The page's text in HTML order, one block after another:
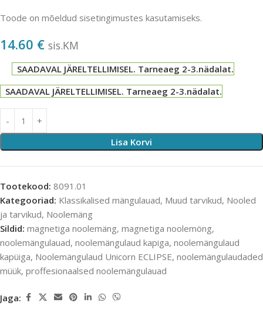
Toode on mõeldud sisetingimustes kasutamiseks.
14.60 € sis.KM
SAADAVAL JÄRELTELLIMISEL. Tarneaeg 2-3.nädalat.
SAADAVAL JÄRELTELLIMISEL. Tarneaeg 2-3.nädalat.
Lisa Korvi
Tootekood: 8091.01
Kategooriad: Klassikalised mängulauad, Muud tarvikud, Nooled
ja tarvikud, Noolemäng
Sildid: magnetiga noolemäng, magnetiga noolemöng,
noolemängulauad, noolemängulaud kapiga, noolemängulaud
kapüiga, Noolemängulaud Unicorn ECLIPSE, noolemängulaudaded
müük, proffesionaalsed noolemängulauad
Jaga: